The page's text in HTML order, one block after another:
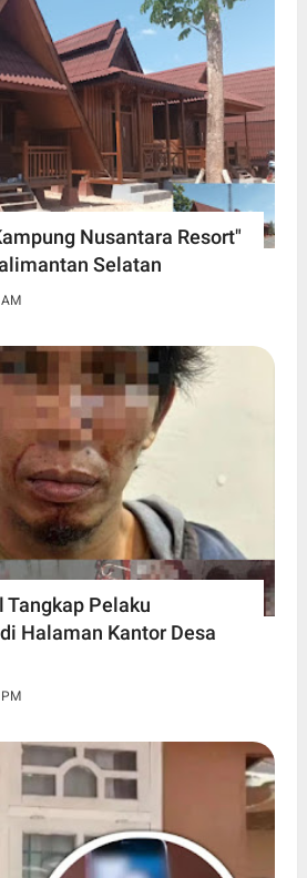
Nusantara Resort"
Selatan
Pelaku
Halaman Kantor Desa